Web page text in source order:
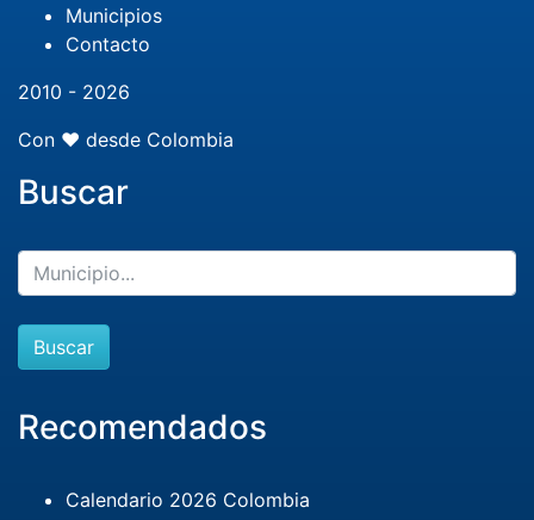
Municipios
Contacto
2010 - 2026
Con ❤️ desde Colombia
Buscar
Buscar
Recomendados
Calendario 2026 Colombia